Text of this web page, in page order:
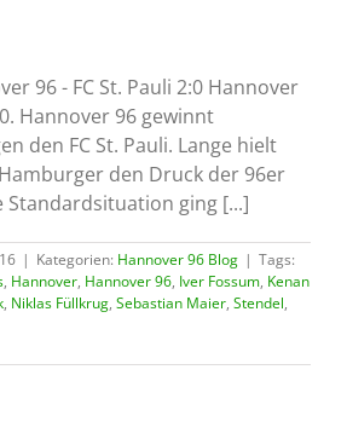
96 - FC St. Pauli 2:0 Hannover
Hannover 96 gewinnt
den FC St. Pauli. Lange hielt
den Druck der 96er
Standardsituation ging [...]
| Kategorien: Hannover 96 Blog | Tags:
, Hannover, Hannover 96, Iver Fossum, Kenan
, Niklas Füllkrug, Sebastian Maier, Stendel,